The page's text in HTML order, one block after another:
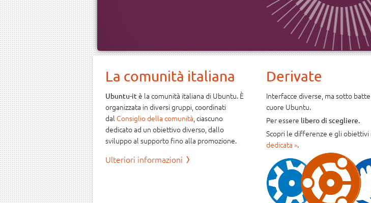
La comunità italiana
Ubuntu-it è la comunità italiana di Ubuntu. È
organizzata in diversi gruppi, coordinati
dal Consiglio della comunità, ciascuno
dedicato ad un obiettivo diverso, dallo
sviluppo al supporto fino alla promozione.
Ulteriori informazioni
Derivate
Interfacce diverse, ma sotto
cuore Ubuntu.
Per essere libero di scegliere.
Scopri le differenze e gli obiettivi
dedicata ».